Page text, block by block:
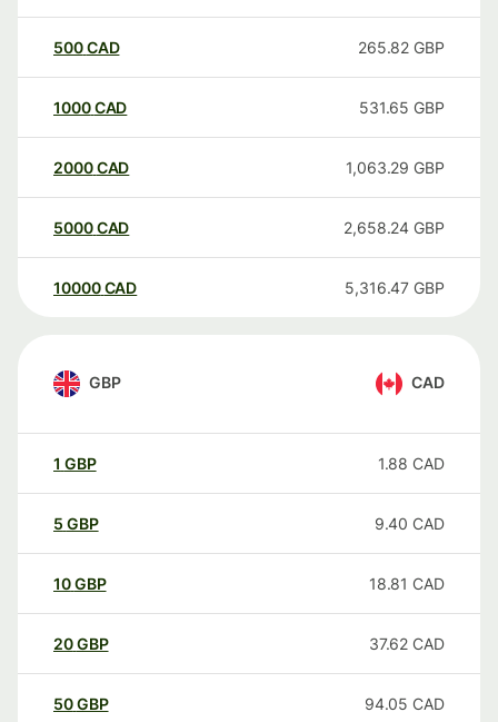
500CAD 265.82 GBP
1000CAD 531.65 GBP
2000CAD 1,063.29 GBP
5000CAD 2,658.24 GBP
10000 CAD 5,316.47 GBP
GBP CAD
1 GBP 1.88 CAD
5 GBP 9.40 CAD
10GBP 18.81 CAD
20GBP 37.62 CAD
50GBP 94.05 CAD